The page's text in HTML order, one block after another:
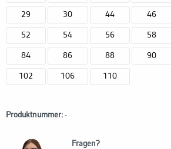
29 30 44 46
52 54 56 58
84 86 88 90
102 106 110
Produktnummer: -
Fragen?